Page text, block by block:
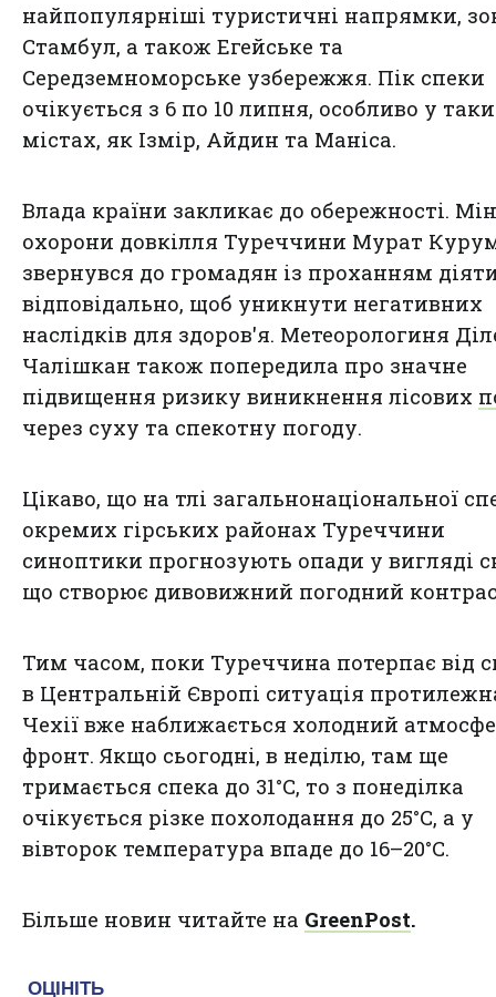
найпопулярніші туристичні напрямки,
Стамбул, а також Егейське та
Середземноморське узбережжя. Пік спеки
очікується з 6 по 10 липня, особливо у
містах, як Ізмір, Айдин та Маніса.
Влада країни закликає до обережності.
охорони довкілля Туреччини Мурат
звернувся до громадян із проханням
відповідально, щоб уникнути негативних
наслідків для здоров'я. Метеорологиня
Чалішкан також попередила про значне
підвищення ризику виникнення лісових
через суху та спекотну погоду.
Цікаво, що на тлі загальнонаціональної
окремих гірських районах Туреччини
синоптики прогнозують опади у вигляді
що створює дивовижний погодний
Тим часом, поки Туреччина потерпає від
в Центральній Європі ситуація
Чехії вже наближається холодний
фронт. Якщо сьогодні, в неділю, там ще
тримається спека до 31°C, то з понеділка
очікується різке похолодання до 25°C, а у
вівторок температура впаде до 16–20°C.
Більше новин читайте на GreenPost.